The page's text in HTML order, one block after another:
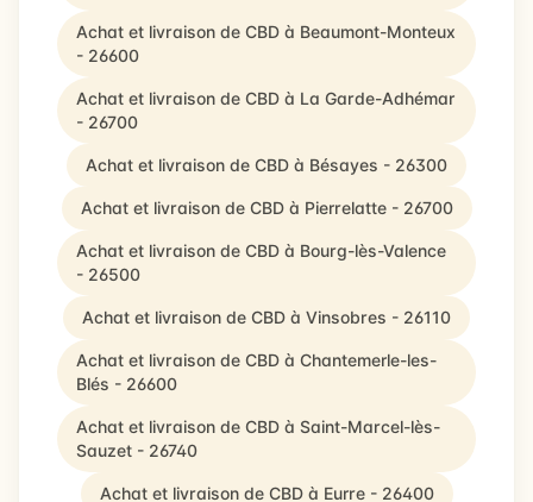
Achat et livraison de CBD à Beaumont-Monteux
- 26600
Achat et livraison de CBD à La Garde-Adhémar
- 26700
Achat et livraison de CBD à Bésayes - 26300
Achat et livraison de CBD à Pierrelatte - 26700
Achat et livraison de CBD à Bourg-lès-Valence
- 26500
Achat et livraison de CBD à Vinsobres - 26110
Achat et livraison de CBD à Chantemerle-les-
Blés - 26600
Achat et livraison de CBD à Saint-Marcel-lès-
Sauzet - 26740
Achat et livraison de CBD à Eurre - 26400